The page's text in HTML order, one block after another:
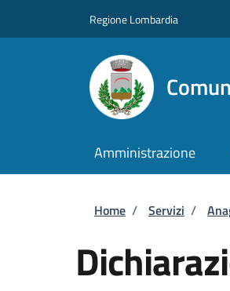
Regione Lombardia
Amministrazione
Briciole
Home / Servizi /